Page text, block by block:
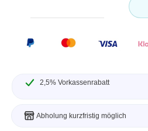
2,5% Vorkassenrabatt
Abholung kurzfristig möglich